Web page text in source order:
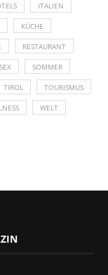
ITALIEN
KÜCHE
RESTAURANT
SEX SOMMER
TIROL TOURISMUS
WELT